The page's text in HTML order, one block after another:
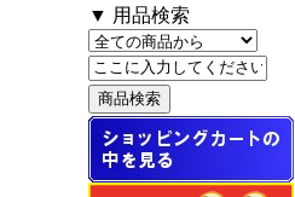
▼ 用品検索